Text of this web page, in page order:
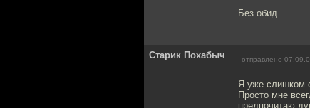
Без обид.
Старик Похабыч отправлено
Я уже слишком
Просто мне
предпочитаю